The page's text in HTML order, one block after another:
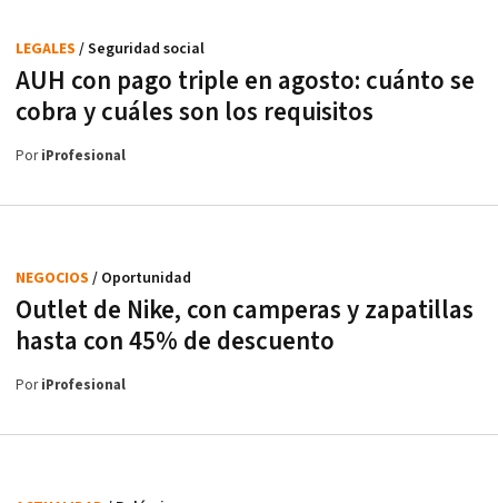
AUH con pago triple en agosto: cuánto se
cobra y cuáles son los requisitos
LEGALES / Seguridad social
PoriProfesional
Outlet de Nike, con camperas y zapatillas
hasta con 45% de descuento
NEGOCIOS / Oportunidad
PoriProfesional